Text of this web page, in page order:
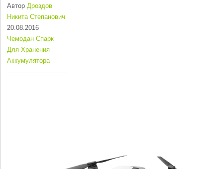
АвторДроздов
Никита Степанович
20.08.2016
Чемодан Спарк
Для Хранения
Аккумулятора